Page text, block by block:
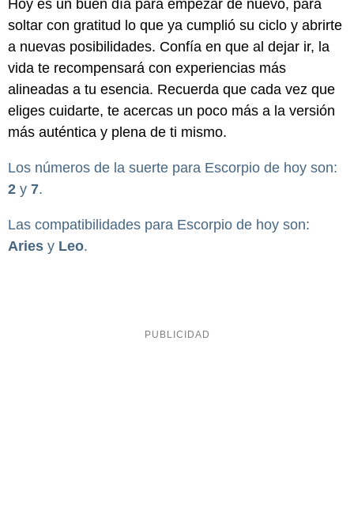
Hoy es un buen día para empezar de nuevo, para
soltar con gratitud lo que ya cumplió su ciclo y abrirte
a nuevas posibilidades. Confía en que al dejar ir, la
vida te recompensará con experiencias más
alineadas a tu esencia. Recuerda que cada vez que
eliges cuidarte, te acercas un poco más a la versión
más auténtica y plena de ti mismo.
Los números de la suerte para Escorpio de hoy son:
2 y 7.
Las compatibilidades para Escorpio de hoy son:
Aries y Leo.